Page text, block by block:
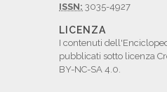
ISSN: 3035-4927
LICENZA
I contenuti
pubblicati sotto licenza
BY-NC-SA 4.0.